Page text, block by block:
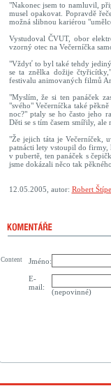
"Nakonec jsem to namluvil,
musel opakovat. Popravdě
možná slibnou kariérou
Vystudoval ČVUT, obor
vzorný otec na Večerníčka
"Vždyť to byl také tehdy
se ta znělka dožije
festivalu animovaných filmů
"Myslím, že si ten panáček
"svého" Večerníčka také
noc?" ptaly se ho často jeho
Děti se s tím časem smířily,
"Že jejich táta je Večerníček,
patnácti lety vstoupil do firmy,
v pubertě, ten panáček s
jsme dokázali něco tak
12.05.2005, autor: Robert
Jméno:
E-
mail:
(nepovinné)
Content